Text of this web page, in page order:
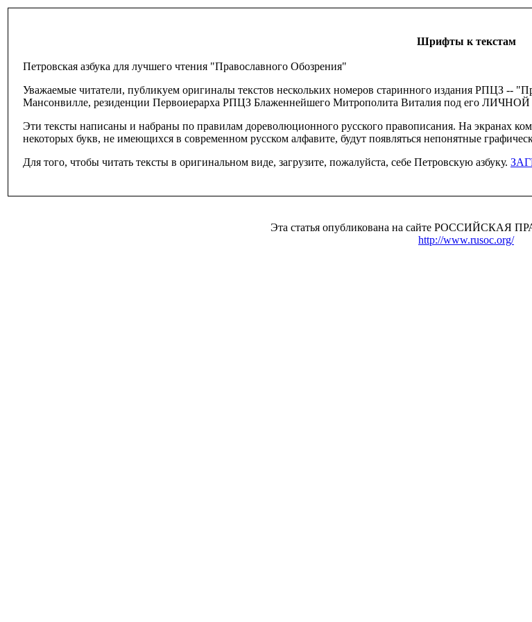
Шрифты к текстам
Петровская азбука для лучшего чтения "Православного Обозрения"
Уважаемые читатели, публикуем оригиналы текстов нескольких номеров старинного издания РПЦЗ --
Мансонвилле, резиденции Первоиерарха РПЦЗ Блаженнейшего Митрополита Виталия под его
Эти тексты написаны и набраны по правилам дореволюционного русского правописания. На экранах
некоторых букв, не имеющихся в современном русском алфавите, будут появляться непонятные
Для того, чтобы читать тексты в оригинальном виде, загрузите, пожалуйста, себе Петровскую азбуку.
Эта статья опубликована на сайте
http://www.rusoc.org/